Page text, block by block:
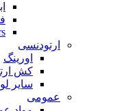
ارتودنسی
اورینگ
کش
سایر
عمومی